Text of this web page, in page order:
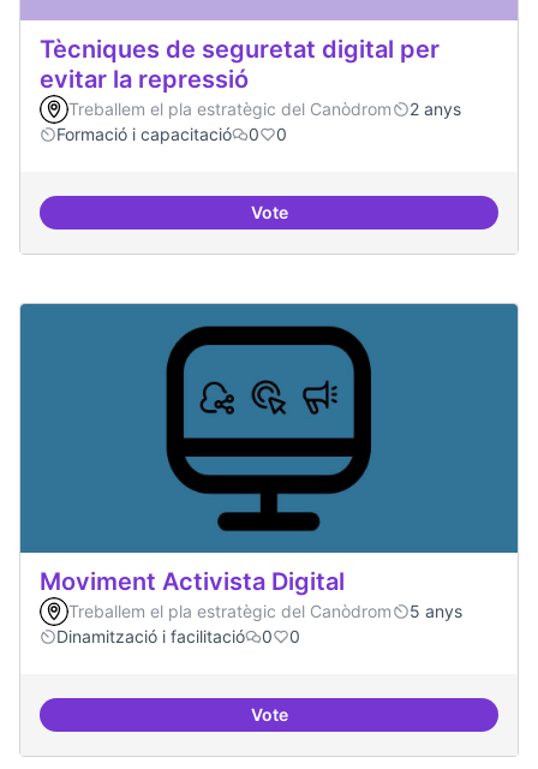
Tècniques de seguretat digital per
evitar la repressió
Treballem el pla estratègic del Canòdrom
2 anys
Formació i capacitació
0 0
VoteTècniques de seguretat digital
Moviment Activista Digital
Treballem el pla estratègic del Canòdrom
5 anys
Dinamització i facilitació
0 0
VoteMoviment Activista Digital